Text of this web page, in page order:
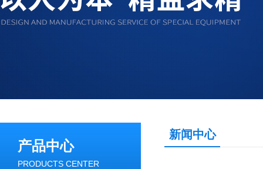
产品中心
PRODUCTS CENTER
新闻中心